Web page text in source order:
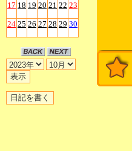
17 18 19 20 21 22 23
24 25 26 27 28 29 30